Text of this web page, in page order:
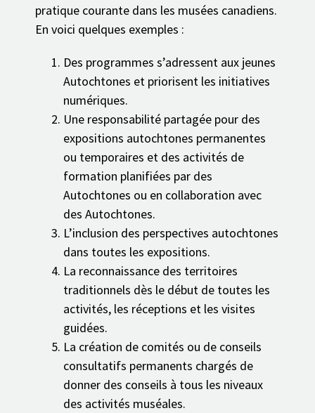
pratique courante dans les musées canadiens.
En voici quelques exemples :
Des programmes s’adressent aux jeunes
Autochtones et priorisent les initiatives
numériques.
Une responsabilité partagée pour des
expositions autochtones permanentes
ou temporaires et des activités de
formation planifiées par des
Autochtones ou en collaboration avec
des Autochtones.
L’inclusion des perspectives autochtones
dans toutes les expositions.
La reconnaissance des territoires
traditionnels dès le début de toutes les
activités, les réceptions et les visites
guidées.
La création de comités ou de conseils
consultatifs permanents chargés de
donner des conseils à tous les niveaux
des activités muséales.